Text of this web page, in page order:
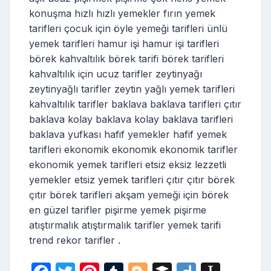
konuşma hızlı hızlı yemekler fırın yemek
tarifleri çocuk için öyle yemeği tarifleri ünlü
yemek tarifleri hamur işi hamur işi tarifleri
börek kahvaltılık börek tarifi börek tarifleri
kahvaltılık için ucuz tarifler zeytinyağı
zeytinyağlı tarifler zeytin yağlı yemek tarifleri
kahvaltılık tarifler baklava baklava tarifleri çıtır
baklava kolay baklava kolay baklava tarifleri
baklava yufkası hafif yemekler hafif yemek
tarifleri ekonomik ekonomik ekonomik tarifler
ekonomik yemek tarifleri etsiz eksiz lezzetli
yemekler etsiz yemek tarifleri çıtır çıtır börek
çıtır börek tarifleri akşam yemeği için börek
en güzel tarifler pişirme yemek pişirme
atıştırmalık atıştırmalık tarifler yemek tarifi
trend rekor tarifler .